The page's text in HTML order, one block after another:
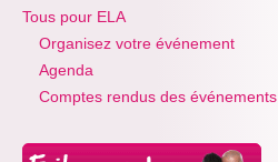
Tous pour ELA
Organisez votre événement
Agenda
Comptes rendus des événements